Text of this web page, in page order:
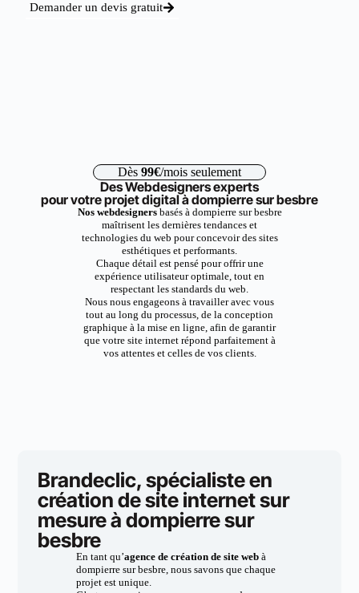
Demander un devis gratuit
Dès 99€/mois seulement
Des Webdesigners experts
pour votre projet digital à dompierre sur besbre
Nos webdesignersbasés à dompierre sur besbre
maîtrisent les dernières tendances et
technologies du web pour concevoir des sites
esthétiques et performants.
Chaque détail est pensé pour offrir une
expérience utilisateur optimale, tout en
respectant les standards du web.
Nous nous engageons à travailler avec vous
tout au long du processus, de la conception
graphique à la mise en ligne, afin de garantir
que votre site internet répond parfaitement à
vos attentes et celles de vos clients.
Brandeclic, spécialiste en
création de site internet sur
mesure à dompierre sur
besbre
En tant qu’agence de création de site webà
dompierre sur besbre, nous savons que chaque
projet est unique.